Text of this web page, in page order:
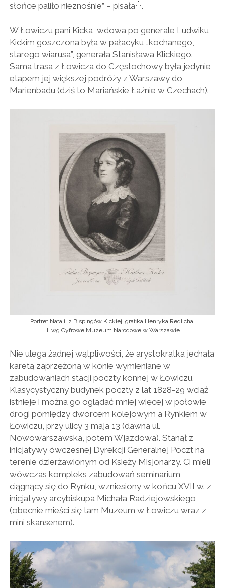
słońce paliło nieznośnie” – pisała[1].
W Łowiczu pani Kicka, wdowa po generale Ludwiku
Kickim goszczona była w pałacyku „kochanego,
starego wiarusa”, generała Stanisława Klickiego.
Sama trasa z Łowicza do Częstochowy była jedynie
etapem jej większej podróży z Warszawy do
Marienbadu (dziś to Mariańskie Łaźnie w Czechach).
Portret Natalii z Bispingów Kickiej, grafika Henryka Redlicha.
Il. wg Cyfrowe Muzeum Narodowe w Warszawie
Nie ulega żadnej wątpliwości, że arystokratka jechała
karetą zaprzężoną w konie wymieniane w
zabudowaniach stacji poczty konnej w Łowiczu.
Klasycystyczny budynek poczty z lat 1828-29 wciąż
istnieje i można go oglądać mniej więcej w połowie
drogi pomiędzy dworcem kolejowym a Rynkiem w
Łowiczu, przy ulicy 3 maja 13 (dawna ul.
Nowowarszawska, potem Wjazdowa). Stanął z
inicjatywy ówczesnej Dyrekcji Generalnej Poczt na
terenie dzierżawionym od Księży Misjonarzy. Ci mieli
wówczas kompleks zabudowań seminarium
ciągnący się do Rynku, wzniesiony w końcu XVII w. z
inicjatywy arcybiskupa Michała Radziejowskiego
(obecnie mieści się tam Muzeum w Łowiczu wraz z
mini skansenem).